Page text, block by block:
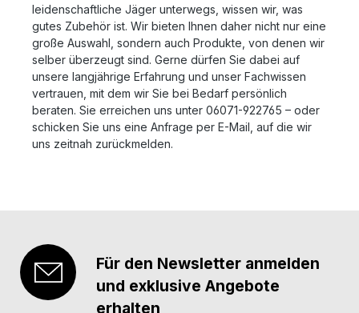
leidenschaftliche Jäger unterwegs, wissen wir, was
gutes Zubehör ist. Wir bieten Ihnen daher nicht nur eine
große Auswahl, sondern auch Produkte, von denen wir
selber überzeugt sind. Gerne dürfen Sie dabei auf
unsere langjährige Erfahrung und unser Fachwissen
vertrauen, mit dem wir Sie bei Bedarf persönlich
beraten. Sie erreichen uns unter 06071-922765 – oder
schicken Sie uns eine Anfrage per E-Mail, auf die wir
uns zeitnah zurückmelden.
Für den Newsletter anmelden
und exklusive Angebote
erhalten